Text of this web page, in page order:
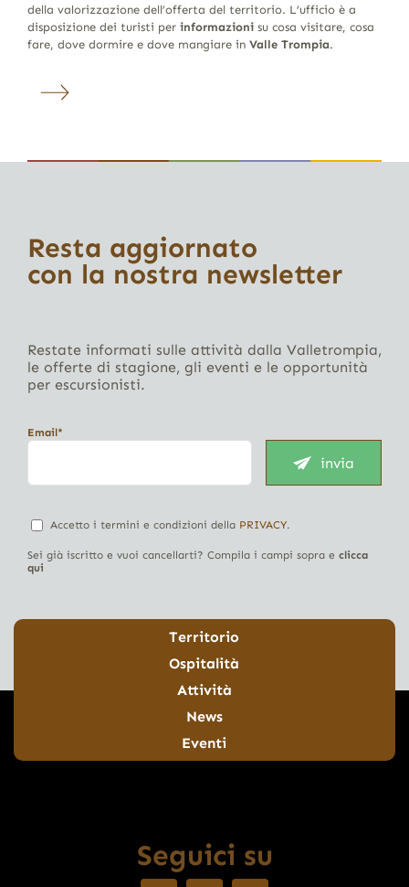
della valorizzazione dell’offerta del territorio. L’ufficio è a
disposizione dei turisti per informazionisu cosa visitare, cosa
fare, dove dormire e dove mangiare in Valle Trompia.
Resta aggiornato
con la nostra newsletter
Restate informati sulle attività dalla Valletrompia,
le offerte di stagione, gli eventi e le opportunità
per escursionisti.
Email*
invia
Accetto i termini e condizioni della PRIVACY.
Sei già iscritto e vuoi cancellarti? Compila i campi sopra e clicca
qui
Territorio
Ospitalità
Attività
News
Eventi
Seguici su